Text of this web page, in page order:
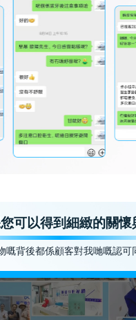
可以得到細緻的關懷
嘅背後都係顧客對我哋嘅認可